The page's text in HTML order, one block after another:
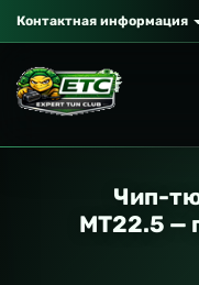
Контактная информация
Чип-
MT22.5 —